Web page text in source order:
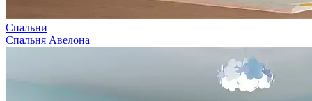
Спальни
Спальня Авелона